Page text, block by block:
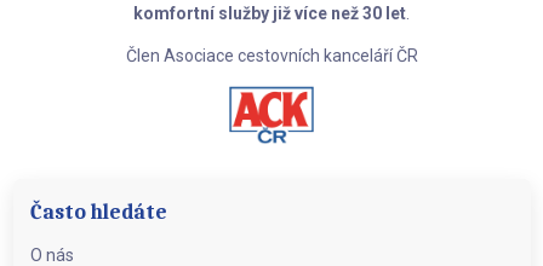
komfortní služby již více než 30 let
Člen Asociace cestovních kanceláří ČR
Často hledáte
O nás